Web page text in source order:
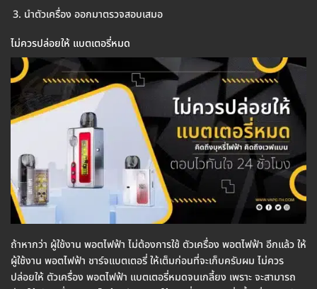
นำตัวเครื่อง ออกมาตรวจสอบเสมอ
ไม่ควรปล่อยให้ แบตเตอรี่หมด
ถ้าหากว่า ผู้ใช้งาน พอตไฟฟ้า ไม่ต้องการใช้ ตัวเครื่อง พอตไฟฟ้า อีกแล้ว ให้
ผู้ใช้งาน พอตไฟฟ้า ชาร์จแบตเตอรี่ ให้เต็มก่อนที่จะเก็บครับผม ไม่ควร
ปล่อยให้ ตัวเครื่อง พอตไฟฟ้า แบตเตอรี่หมดจนเกลี้ยง เพราะ จะสามารถ